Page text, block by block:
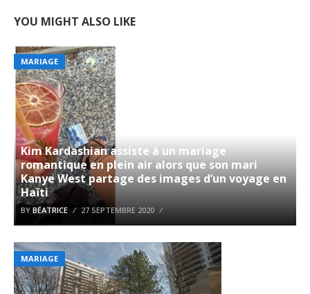
YOU MIGHT ALSO LIKE
MARIAGE
Kim Kardashian assiste à un mariage
romantique en plein air alors que son mari
Kanye West partage des images d’un voyage en
Haïti
BY BÉATRICE 27 SEPTEMBRE 2020
MARIAGE